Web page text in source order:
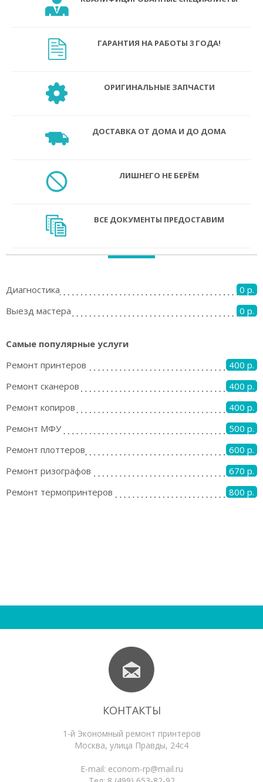
ГАРАНТИЯ НА РАБОТЫ 3 ГОДА!
ОРИГИНАЛЬНЫЕ ЗАПЧАСТИ
ДОСТАВКА ОТ ДОМА И ДО ДОМА
ЛИШНЕГО НЕ БЕРЁМ
ВСЕ ДОКУМЕНТЫ ПРЕДОСТАВИМ
Диагностика
0 р.
Выезд мастера
0 р.
Самые популярные услуги
Ремонт принтеров
400 р.
Ремонт сканеров
400 р.
Ремонт копиров
400 р.
Ремонт МФУ
500 р.
Ремонт плоттеров
600 р.
Ремонт ризографов
670 р.
Ремонт термопринтеров
800 р.
КОНТАКТЫ
1-й Экономный ремонт принтеров
Москва, улица Правды, 24с4
E-mail: econom-rp@mail.ru